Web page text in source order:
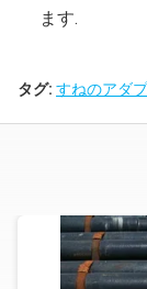
ます.
タグ: すねのアダ